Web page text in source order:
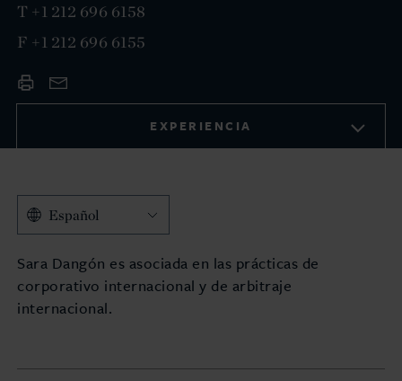
T +1 212 696 6158
F +1 212 696 6155
EXPERIENCIA
Español
Sara Dangón es asociada en las prácticas de
corporativo internacional y de arbitraje
internacional.